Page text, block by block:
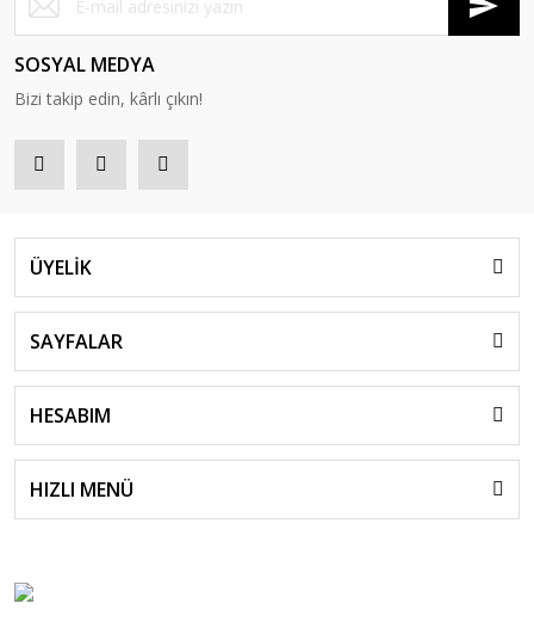
SOSYAL MEDYA
Bizi takip edin, kârlı çıkın!
ÜYELİK
SAYFALAR
HESABIM
HIZLI MENÜ